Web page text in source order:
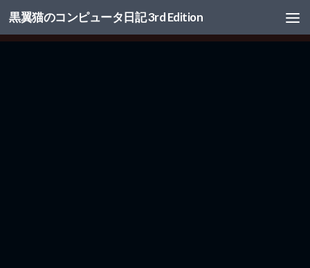
コンテンツへスキップ
黒翼猫のコンピュータ日記 3rd Edition